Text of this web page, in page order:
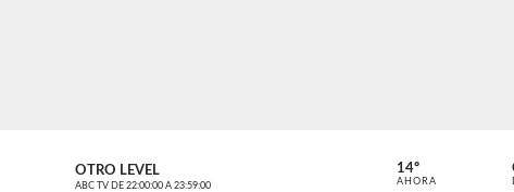
OTRO LEVEL
ABC TV DE 22:00:00 A 23:59:00
MÚSICA
ABC CARDINAL
14º
AHORA